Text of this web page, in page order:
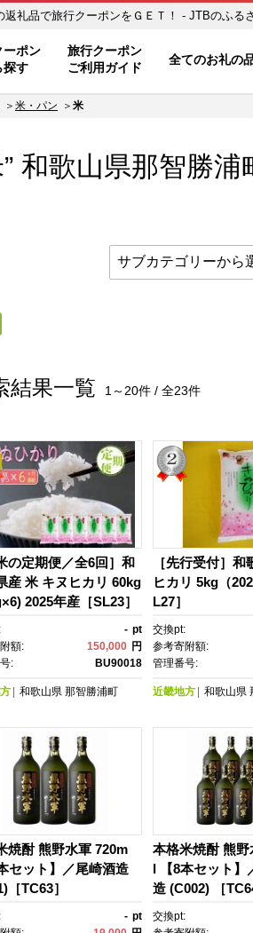
】のお礼の品一覧 ふるさと納税の返礼品で旅行クーポンをＧＥＴ！ -
ーポン
探す
旅行クーポン
ご利用ガイド
全てのお礼の
米・パン 米
” 和歌山県那智勝浦
結果一覧 1～20件 / 全23件
の定期便／全6回］和
産 米 キヌヒカリ 60kg
2025年産［SL23］
- pt
額:
150,000 円
:
BU90018
和歌山県 那智勝浦町
［先行受付］和
ヒカリ 5kg（
L27］
交換pt:
参考寄附額:
管理番号:
近畿地方 和歌山県
焼酎 熊野水軍 720m
セット】／尾崎酒造
［TC63］
- pt
本格米焼酎 熊野
l 【8本セット】
造 (C002) ［
交換pt: